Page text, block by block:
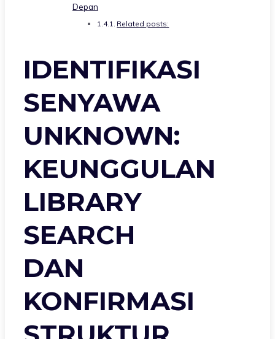
Depan
Related posts:
IDENTIFIKASI
SENYAWA
UNKNOWN:
KEUNGGULAN
LIBRARY
SEARCH
DAN
KONFIRMASI